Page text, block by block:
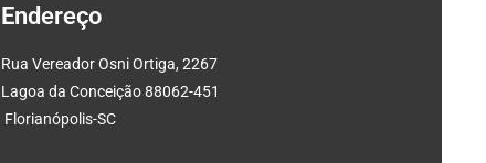
Endereço
Rua Vereador Osni Ortiga, 2267
Lagoa da Conceição 88062-451
Florianópolis-SC